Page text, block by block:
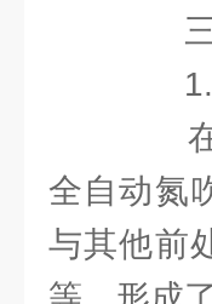
三
1.
在
全自动氮
与其他前